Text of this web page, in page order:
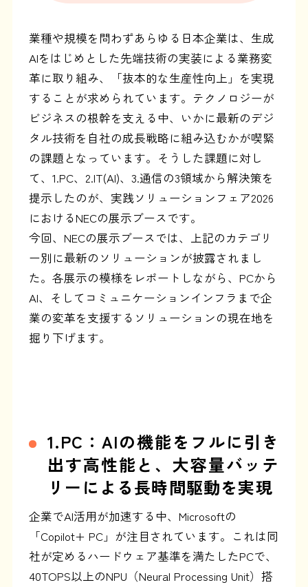
業種や規模を問わずあらゆる日本企業は、生成
AIをはじめとした先端技術の実装による業務変
革に取り組み、「抜本的な生産性向上」を実現
することが求められています。テクノロジーが
ビジネスの根幹を支える中、いかに最新のデジ
タル技術を自社の成長戦略に組み込むかが喫緊
の課題となっています。そうした課題に対し
て、1.PC、2.IT(AI)、3.通信の3領域から解決策を
提示したのが、実践ソリューションフェア2026
におけるNECの展示ブースです。
今回、NECの展示ブースでは、上記のカテゴリ
ー別に最新のソリューションが披露されまし
た。各展示の模様をレポートしながら、PCから
AI、そしてコミュニケーションインフラまで企
業の変革を支援するソリューションの現在地を
掘り下げます。
1.PC：AIの機能をフルに引き
出す高性能と、大容量バッテ
リーによる長時間駆動を実現
企業でAI活用が加速する中、Microsoftの
「Copilot+ PC」が注目されています。これは同
社が定めるハードウェア基準を満たしたPCで、
40TOPS以上のNPU（Neural Processing Unit）搭